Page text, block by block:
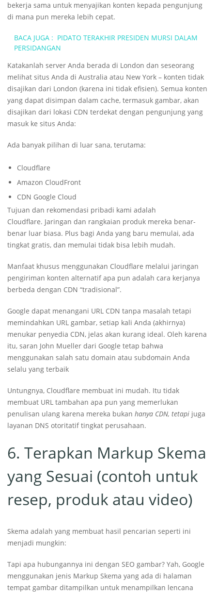
bekerja sama untuk menyajikan konten kepada pengunjung
di mana pun mereka lebih cepat.
BACA JUGA : PIDATO TERAKHIR PRESIDEN MURSI DALAM
PERSIDANGAN
Katakanlah server Anda berada di London dan seseorang
melihat situs Anda di Australia atau New York – konten tidak
disajikan dari London (karena ini tidak efisien). Semua konten
yang dapat disimpan dalam cache, termasuk gambar, akan
disajikan dari lokasi CDN terdekat dengan pengunjung yang
masuk ke situs Anda:
Ada banyak pilihan di luar sana, terutama:
Cloudflare
Amazon CloudFront
CDN Google Cloud
Tujuan dan rekomendasi pribadi kami adalah
Cloudflare. Jaringan dan rangkaian produk mereka benar-
benar luar biasa. Plus bagi Anda yang baru memulai, ada
tingkat gratis, dan memulai tidak bisa lebih mudah.
Manfaat khusus menggunakan Cloudflare melalui jaringan
pengiriman konten alternatif apa pun adalah cara kerjanya
berbeda dengan CDN “tradisional”.
Google dapat menangani URL CDN tanpa masalah tetapi
memindahkan URL gambar, setiap kali Anda (akhirnya)
menukar penyedia CDN, jelas akan kurang ideal. Oleh karena
itu, saran John Mueller dari Google tetap bahwa
menggunakan salah satu domain atau subdomain Anda
selalu yang terbaik
Untungnya, Cloudflare membuat ini mudah. Itu tidak
membuat URL tambahan apa pun yang memerlukan
penulisan ulang karena mereka bukan hanya CDN, tetapi juga
layanan DNS otoritatif tingkat perusahaan.
6. Terapkan Markup Skema
yang Sesuai (contoh untuk
resep, produk atau video)
Skema adalah yang membuat hasil pencarian seperti ini
menjadi mungkin:
Tapi apa hubungannya ini dengan SEO gambar? Yah, Google
menggunakan jenis Markup Skema yang ada di halaman
tempat gambar ditampilkan untuk menampilkan lencana